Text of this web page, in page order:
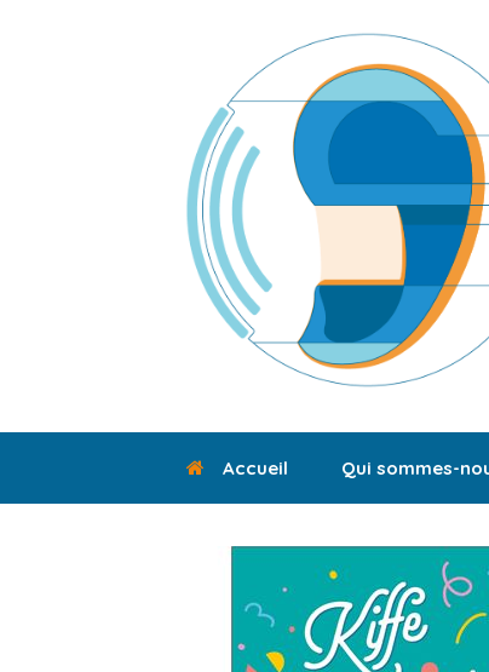
Accueil Qui sommes-